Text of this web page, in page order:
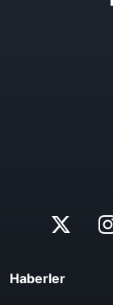
Haberler